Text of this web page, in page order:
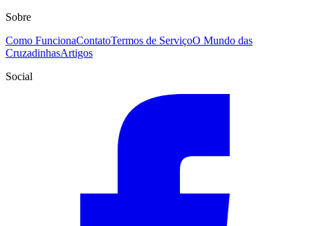
Sobre
Como FuncionaContatoTermos de ServiçoO Mundo das
CruzadinhasArtigos
Social